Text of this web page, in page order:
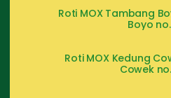
Roti MOX Tambang
Boyo no.
Roti MOX Kedung
Cowek